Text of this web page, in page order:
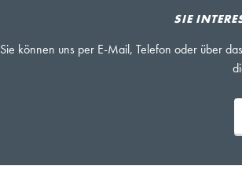
SIE
Sie können uns per E-Mail, Telefon oder über